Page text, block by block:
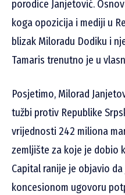
porodice Janjetović.
koga opozicija i mediji u
blizak Miloradu Dodiku i
Tamaris trenutno je u
Posjetimo, Milorad
tužbi protiv Republike
vrijednosti 242 miliona
zemljište za koje je dobio
Capital ranije je objavio
koncesionom ugovoru